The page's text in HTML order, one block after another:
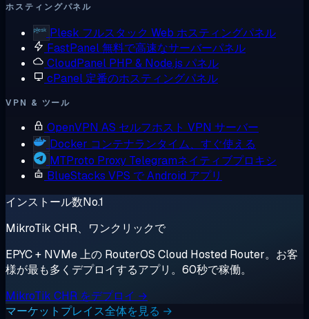
ホスティングパネル
Plesk フルスタック Web ホスティングパネル
FastPanel無料で高速なサーバーパネル
CloudPanel PHP & Node.js パネル
cPanel 定番のホスティングパネル
VPN & ツール
OpenVPN AS セルフホスト VPN サーバー
Docker コンテナランタイム、すぐ使える
MTProto Proxy Telegramネイティブプロキシ
BlueStacks VPS で Android アプリ
インストール数No.1
MikroTik CHR、ワンクリックで
EPYC + NVMe 上の RouterOS Cloud Hosted Router。お客
様が最も多くデプロイするアプリ。60秒で稼働。
MikroTik CHR をデプロイ →
マーケットプレイス全体を見る →